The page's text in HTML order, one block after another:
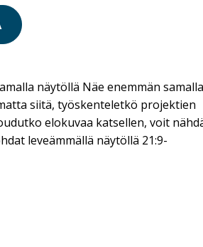
näytöllä Näe enemmän samalla
siitä, työskenteletkö projektien
elokuvaa katsellen, voit
leveämmällä näytöllä 21:9-